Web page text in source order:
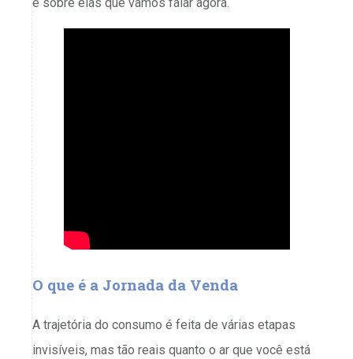
O que é a Jornada da Venda
A trajetória do consumo é feita de várias etapas
invisíveis, mas tão reais quanto o ar que você está